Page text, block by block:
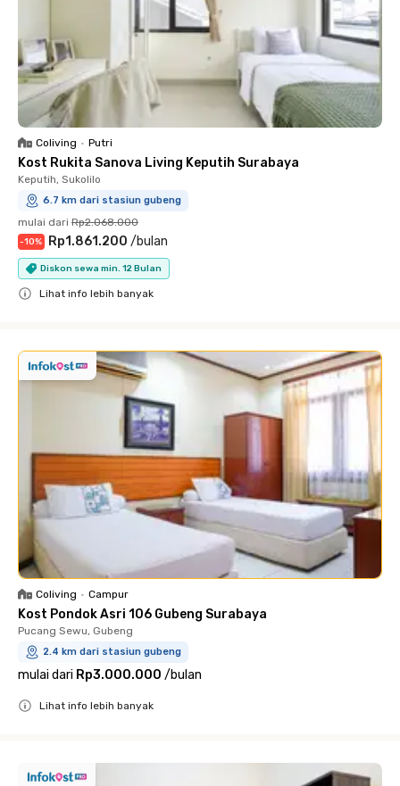
Coliving • Putri
Kost Rukita Sanova Living Keputih Surabaya
Keputih, Sukolilo
6.7 km dari stasiun gubeng
mulai dari Rp2.068.000
-10% Rp1.861.200 /bulan
Diskon sewa min. 12 Bulan
Lihat info lebih banyak
Coliving • Campur
Kost Pondok Asri 106 Gubeng Surabaya
Pucang Sewu, Gubeng
2.4 km dari stasiun gubeng
mulai dari Rp3.000.000 /bulan
Lihat info lebih banyak